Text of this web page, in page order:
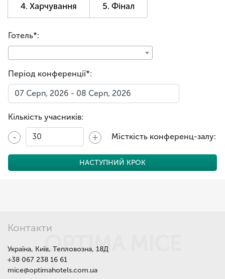
Харчування Фінал
Готель*:
Період конференції*:
Кількість учасників:
- + Місткість конференц-залу:
НАСТУПНИЙ КРОК
OPTIMA MICE
Контакти
Україна, Київ, Тепловозна, 18Д
+38 067 238 16 61
mice@optimahotels.com.ua